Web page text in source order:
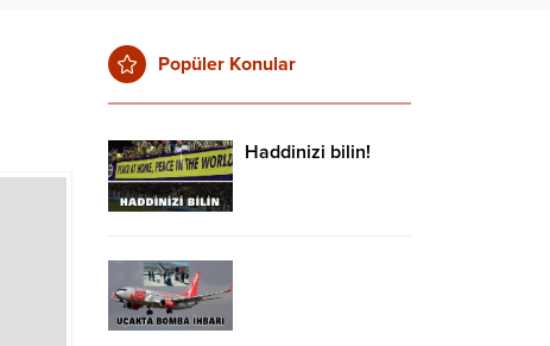
Popüler Konular
Haddinizi bilin!